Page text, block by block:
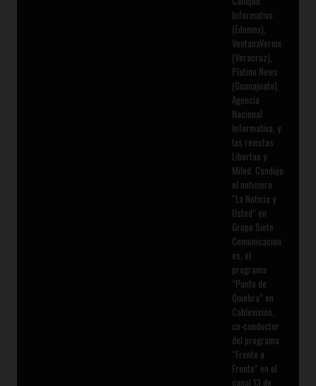
Informativo
(Edomex),
VentanaVermx
(Veracruz),
Platino News
(Guanajuato),
Agencia
Nacional
Informativa, y
las revistas
Libertas y
Miled. Condujo
el noticiero
“La Noticia y
Usted” en
Grupo Siete
Comunicacion
es, el
programa
“Punto de
Quiebra” en
Cablevisión,
co-conductor
del programa
“Frente a
Frente” en el
canal 13 de